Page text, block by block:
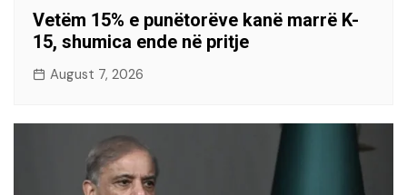
Vetëm 15% e punëtorëve kanë marrë K-
15, shumica ende në pritje
August 7, 2026